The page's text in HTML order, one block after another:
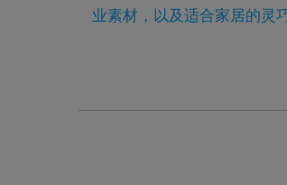
业素材，以及适合家居的灵